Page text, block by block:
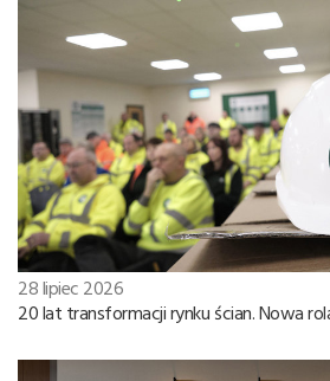
28 lipiec 2026
20 lat transformacji rynku ścian. Nowa